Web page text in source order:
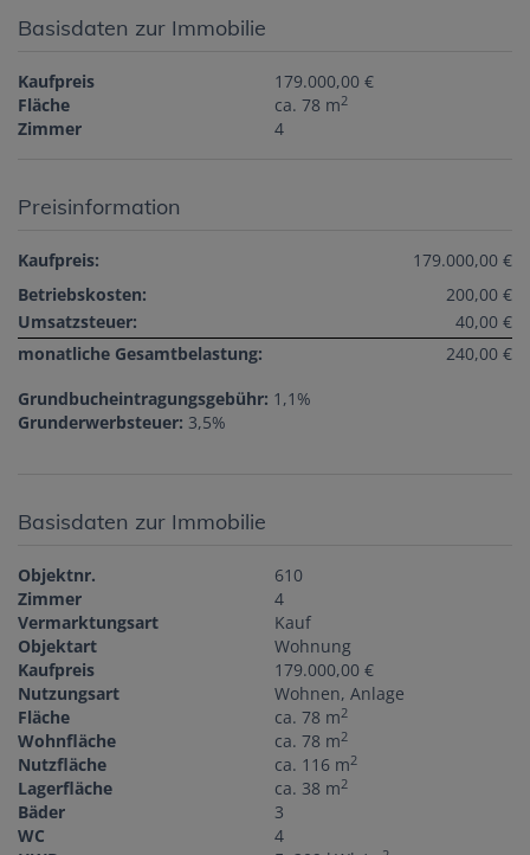
Basisdaten zur Immobilie
Kaufpreis
179.000,00 €
Fläche
ca. 78 m2
Zimmer 4
Preisinformation
Kaufpreis:
179.000,00 €
Betriebskosten:
200,00 €
Umsatzsteuer:
40,00 €
monatliche Gesamtbelastung:
240,00 €
Grundbucheintragungsgebühr: 1,1%
Grunderwerbsteuer: 3,5%
Basisdaten zur Immobilie
Objektnr.
610
Zimmer
4
Vermarktungsart
Kauf
Objektart
Wohnung
Kaufpreis
179.000,00 €
Nutzungsart
Wohnen Anlage
Fläche
ca. 78 m2
Wohnfläche ca. 78 m2
Nutzfläche ca. 116 m2
Lagerfläche ca. 38 m2
Bäder
3
WC
4